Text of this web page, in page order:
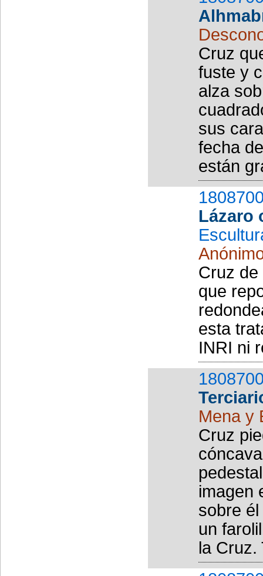
Cruz
fuste y
alza
sus
fecha
están
Lázaro
Cruz
que
esta
INRI ni
Mena y
Cruz
imagen
sobre
un
la Cruz.